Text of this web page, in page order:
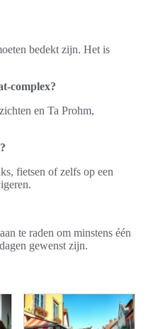
bedekt zijn. Het is
complex?
en Ta Prohm,
fietsen of zelfs op een
te raden om minstens één
gewenst zijn.